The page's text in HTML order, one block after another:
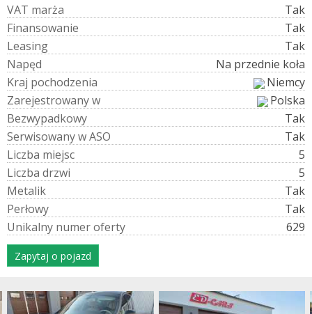
VAT marża
Tak
Finansowanie
Tak
Leasing
Tak
Napęd
Na przednie koła
Kraj pochodzenia
Niemcy
Zarejestrowanyw
Polska
Bezwypadkowy
Tak
SerwisowanywASO
Tak
Liczba miejsc
5
Liczba drzwi
5
Metalik
Tak
Perłowy
Tak
Unikalny numeroferty 629
Zapytaj o pojazd